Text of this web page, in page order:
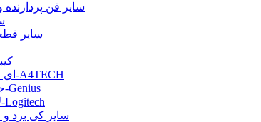
سایر فن
سایر
ای فورتک-A4TECH
جنیوس-Genius
لاجیتک-Logitech
سایر کی برد